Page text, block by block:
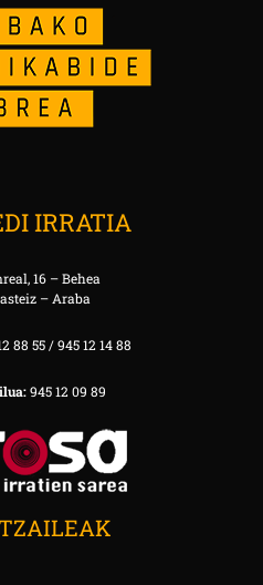
IRRATIA
16 – Behea
– Araba
88 55 / 945 12 14 88
945 12 09 89